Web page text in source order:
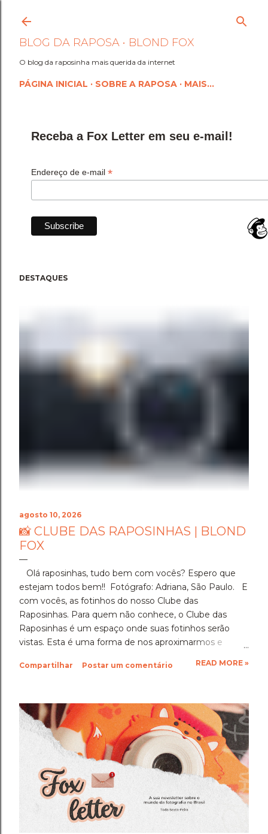
Pular para o conteúdo
BLOG DA RAPOSA • BLOND FOX
O blog da raposinha mais querida da internet
PÁGINA INICIAL SOBRE A RAPOSA MAIS…
Receba a Fox Letter em seu e-mail!
Endereço de e-mail *
DESTAQUES
agosto 10, 2026
📸 CLUBE DAS RAPOSINHAS | BLOND
FOX
Olá raposinhas, tudo bem com vocês? Espero que
estejam todos bem!! Fotógrafo: Adriana, São Paulo. E
com vocês, as fotinhos do nosso Clube das
Raposinhas. Para quem não conhece, o Clube das
Raposinhas é um espaço onde suas fotinhos serão
vistas. Esta é uma forma de nos aproximarmos e
basta enviar suas fotinhos para o nosso e-mail
onde você é, e se preferir, contar um pouquinho sobre
suas fotinhos. Fique a vontade! Ficarei muito feliz de
recebê-las. Eu espero as suas obras de arte, ein?!
Beijos da raposa e até a próxima!!
Compartilhar Postar um comentário READ MORE »